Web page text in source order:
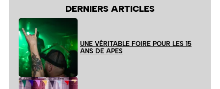
DERNIERS ARTICLES
UNE VÉRITABLE FOIRE POUR LES 15
ANS DE APES